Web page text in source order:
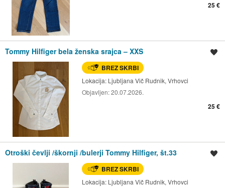
25 €
Tommy Hilfiger bela ženska srajca – XXS
BREZ SKRBI
Lokacija: Ljubljana Vič Rudnik, Vrhovci
Objavljen:20.07.2026.
25 €
Otroški čevlji /škornji /bulerji Tommy Hilfiger, št.33
BREZ SKRBI
Lokacija: Ljubljana Vič Rudnik, Vrhovci